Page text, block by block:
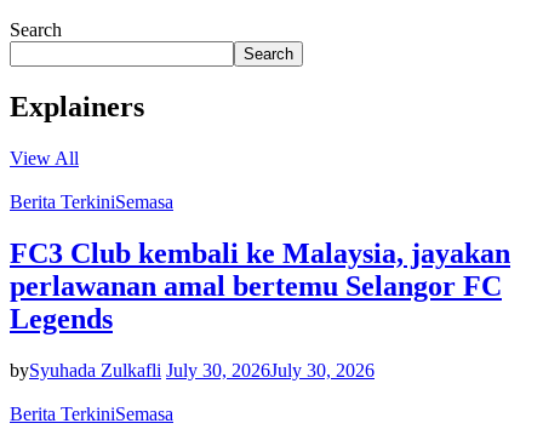
Search
Search
Explainers
View All
Berita TerkiniSemasa
FC3 Club kembali ke Malaysia, jayakan
perlawanan amal bertemu Selangor FC
Legends
bySyuhada Zulkafli July 30, 2026July 30, 2026
Berita TerkiniSemasa